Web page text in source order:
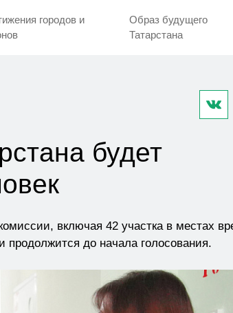
городов и
Образ будущего
Татарстана
будет
включая 42 участка в местах
до начала голосования.